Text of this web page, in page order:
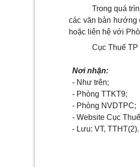
Trong quá
các văn bản hướng
hoặc liên hệ với
Cục Thuế
Nơi nhận:
- Nhưtrên;
- Phòng TTKT9;
- Phòng NVDTPC;
- WebsiteCục
- Lưu: VT, TTHT(2).